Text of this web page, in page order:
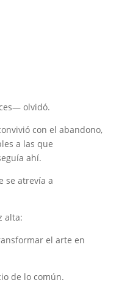
olvidó.
con el abandono,
a las que
ahí.
se atrevía a
alta:
el arte en
de lo común.